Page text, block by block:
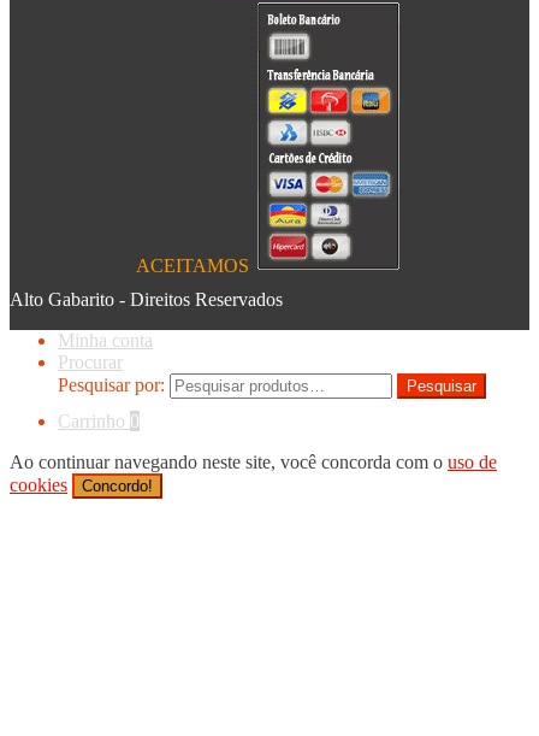
ACEITAMOS
Alto Gabarito - Direitos Reservados
Minha conta
Procurar
Pesquisar por:
Pesquisar
Carrinho 0
Ao continuar navegando neste site, você concorda com o uso de
cookies
Concordo!